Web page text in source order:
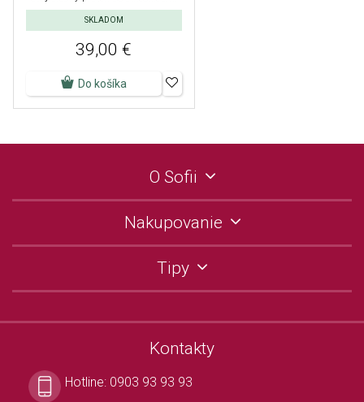
SKLADOM
39,00 €
Do košíka
O Sofii
Nakupovanie
Tipy
Kontakty
Hotline: 0903 93 93 93